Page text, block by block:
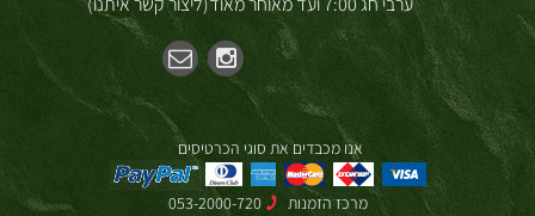
אנו מכבדים את סוגי הכרטיסים
מרכז הזמנות 053-2000-720